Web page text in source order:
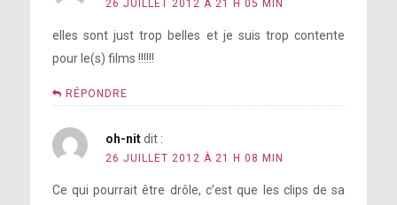
26 JUILLET 2012 À 21 H 05 MIN
elles sont just trop belles et je suis trop contente
pour le(s) films !!!!!!
RÉPONDRE
oh-nit dit :
26 JUILLET 2012 À 21 H 08 MIN
Ce qui pourrait être drôle, c’est que les clips de sa